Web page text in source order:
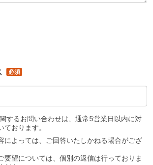
するお問い合わせは、通常5営業日以内に対
ております。
によっては、ご回答いたしかねる場合がござ
要望については、個別の返信は行っておりま